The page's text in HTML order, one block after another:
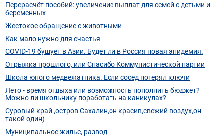
Перерасчёт пособий: увеличение выплат для семей с детьми и
беременных
Жестокое обращение с животными
Как мало нужно для счастья
COVID-19 бушует в Азии. Будет ли в Россия новая эпидемия.
Отрыжка прошлого, или Спасибо Коммунистической партии
Школа юного медвежатника. Если сосед потерял ключи
Лето - время отдыха или возможность пополнить бюджет?
Можно ли школьнику поработать на каникулах?
Суровый край ,остров Сахалин,он красив,свежий воздух,он
такой один)
Муниципальное жилье, развод